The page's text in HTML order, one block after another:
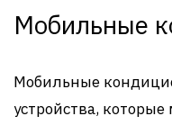
Мобильные
Мобильные
устройства,